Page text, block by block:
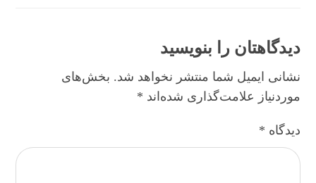
دیدگاهتان را بنویسید
نشانی ایمیل شما منتشر نخواهد شد. بخش‌های
موردنیاز علامت‌گذاری شده‌اند *
دیدگاه *